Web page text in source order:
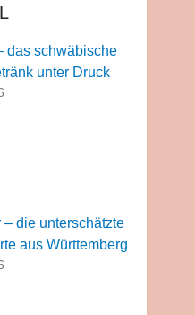
das schwäbische
unter Druck
– die unterschätzte
aus Württemberg